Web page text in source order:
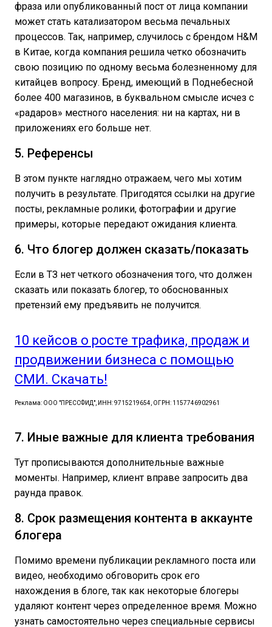
фраза или опубликованный пост от лица компании
может стать катализатором весьма печальных
процессов. Так, например, случилось с брендом H&M
в Китае, когда компания решила четко обозначить
свою позицию по одному весьма болезненному для
китайцев вопросу. Бренд, имеющий в Поднебесной
более 400 магазинов, в буквальном смысле исчез с
«радаров» местного населения: ни на картах, ни в
приложениях его больше нет.
5. Референсы
В этом пункте наглядно отражаем, чего мы хотим
получить в результате. Пригодятся ссылки на другие
посты, рекламные ролики, фотографии и другие
примеры, которые передают ожидания клиента.
6. Что блогер должен сказать/показать
Если в ТЗ нет четкого обозначения того, что должен
сказать или показать блогер, то обоснованных
претензий ему предъявить не получится.
10 кейсов о росте трафика, продаж и
продвижении бизнеса с помощью
СМИ. Скачать!
Реклама: ООО "ПРЕССФИД", ИНН: 9715219654, ОГРН: 1157746902961
7. Иные важные для клиента требования
Тут прописываются дополнительные важные
моменты. Например, клиент вправе запросить два
раунда правок.
8. Срок размещения контента в аккаунте
блогера
Помимо времени публикации рекламного поста или
видео, необходимо обговорить срок его
нахождения в блоге, так как некоторые блогеры
удаляют контент через определенное время. Можно
узнать самостоятельно через специальные сервисы